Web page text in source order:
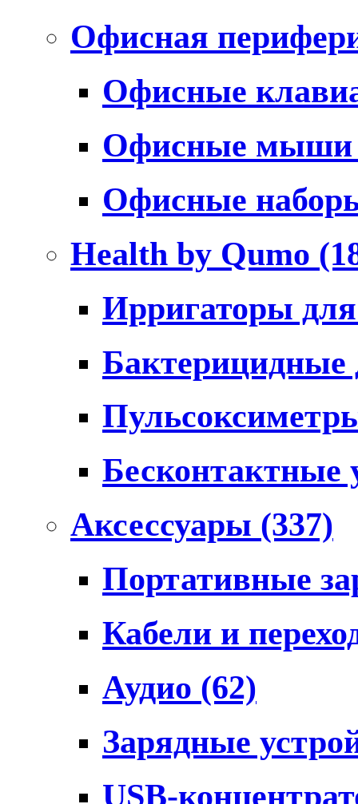
Офисная
Офисные
Офисные
Офисные
Health by Qumo
Ирригаторы
Бесконтактные
Аксессуары (337)
Портативные
Кабели и
Аудио (62)
Зарядные
USB-